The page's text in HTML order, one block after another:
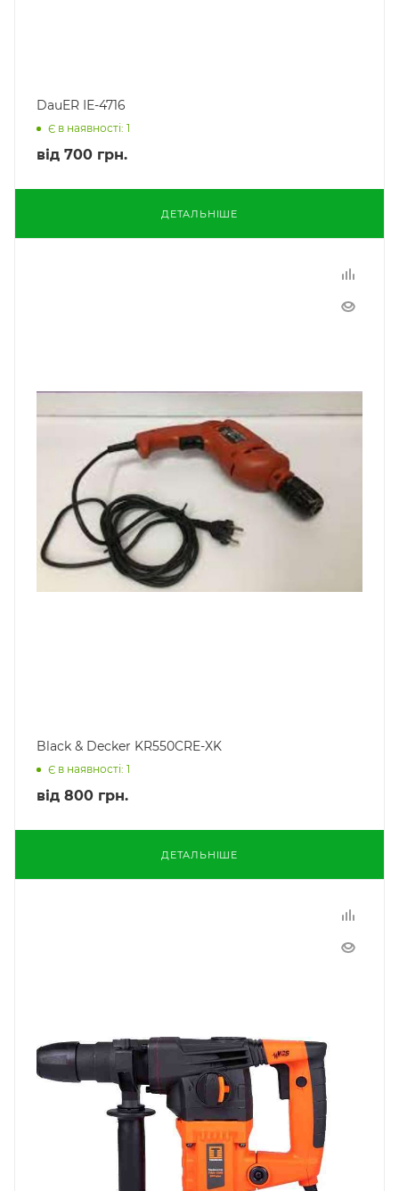
DauER ІЕ-4716
Є в наявності: 1
від 700 грн.
ДЕТАЛЬНІШЕ
Black & Decker KR550CRE-XK
Є в наявності: 1
від 800 грн.
ДЕТАЛЬНІШЕ